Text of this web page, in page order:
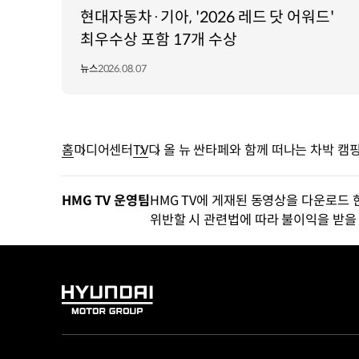
현대자동차·기아, '2026 레드 닷 어워드'
최우수상 포함 17개 수상
뉴스2026.08.07
홈미디어센터TV디 올 뉴 싼타페와 함께 떠나는 차박 캠
HMG TV 운영팀HMG TV에 게재된 동영상을 다운로드
위반할 시 관련법에 따라 불이익을 받
HYUNDAI
GROUP